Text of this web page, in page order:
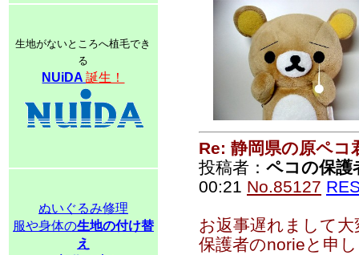
生地がないところへ植毛でき
る
NUiDA誕生！
ぬいぐるみ修理
服や身体の生地の付け替
え
Re: 静岡県の原ペコ
投稿者： ペコの保護
00:21 No.85127
お返事遅れまして
保護者のnorieと申